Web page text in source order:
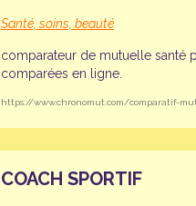
Santé, soins, beauté
comparateur de mutuelle santé
comparées en ligne.
https://www.chronomut.com/comparatif-
COACH SPORTIF